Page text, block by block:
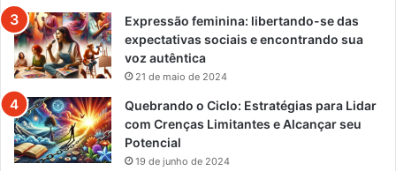
Expressão feminina: libertando-se das
expectativas sociais e encontrando sua
voz autêntica
21 de maio de 2024
Quebrando o Ciclo: Estratégias para Lidar
com Crenças Limitantes e Alcançar seu
Potencial
19 de junho de 2024